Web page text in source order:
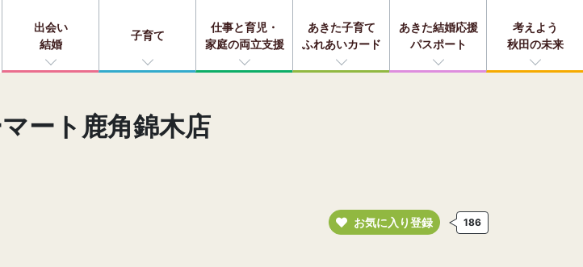
出会い
結婚
子育て
仕事と育児・
家庭の両立支援
あきた子育て
ふれあいカード
あきた結婚応援
パスポート
考えよう
秋田の未来
ート鹿角錦木店
お気に入り登録 186